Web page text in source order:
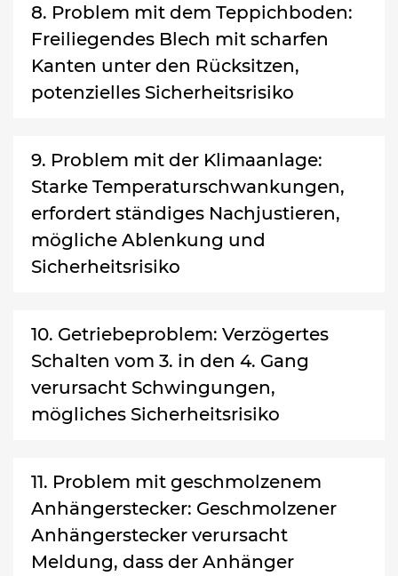
8. Problem mit dem Teppichboden:
Freiliegendes Blech mit scharfen
Kanten unter den Rücksitzen,
potenzielles Sicherheitsrisiko
9. Problem mit der Klimaanlage:
Starke Temperaturschwankungen,
erfordert ständiges Nachjustieren,
mögliche Ablenkung und
Sicherheitsrisiko
10. Getriebeproblem: Verzögertes
Schalten vom 3. in den 4. Gang
verursacht Schwingungen,
mögliches Sicherheitsrisiko
11. Problem mit geschmolzenem
Anhängerstecker: Geschmolzener
Anhängerstecker verursacht
Meldung, dass der Anhänger